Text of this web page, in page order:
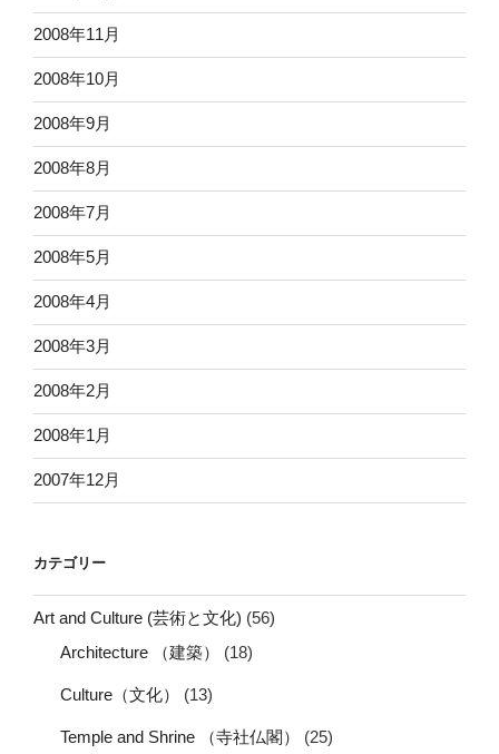
2008年11月
2008年10月
2008年9月
2008年8月
2008年7月
2008年5月
2008年4月
2008年3月
2008年2月
2008年1月
2007年12月
カテゴリー
Art and Culture (芸術と文化) (56)
Architecture （建築）
(18)
Culture（文化） (13)
Temple and Shrine （寺社仏閣） (25)